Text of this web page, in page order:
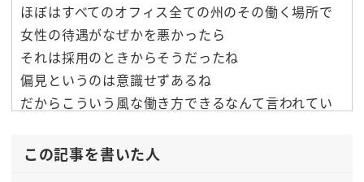
ほぼはすべてのオフィス全ての州のその働く場所で
女性の待遇がなぜかを悪かったら
それは採用のときからそうだったね
偏見というのは意識せずあるね
だからこういう風な働き方できるなんて言われてい
いや育児もあるんでとかえ家庭もあるんでっていう
この記事を書いた人